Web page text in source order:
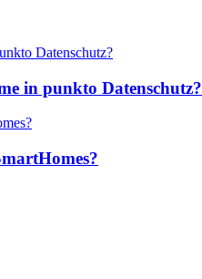
in punkto Datenschutz?